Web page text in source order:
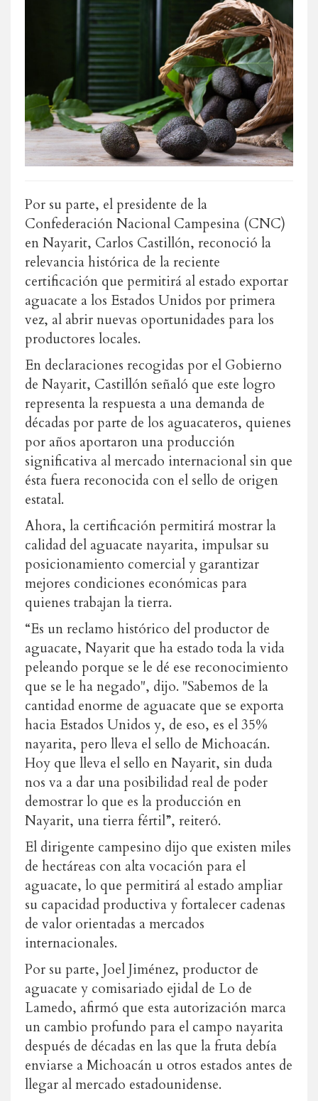
Por su parte, el presidente de la
Confederación Nacional Campesina (CNC)
en Nayarit, Carlos Castillón, reconoció la
relevancia histórica de la reciente
certificación que permitirá al estado exportar
aguacate a los Estados Unidos por primera
vez, al abrir nuevas oportunidades para los
productores locales.
En declaraciones recogidas por el Gobierno
de Nayarit, Castillón señaló que este logro
representa la respuesta a una demanda de
décadas por parte de los aguacateros, quienes
por años aportaron una producción
significativa al mercado internacional sin que
ésta fuera reconocida con el sello de origen
estatal.
Ahora, la certificación permitirá mostrar la
calidad del aguacate nayarita, impulsar su
posicionamiento comercial y garantizar
mejores condiciones económicas para
quienes trabajan la tierra.
“Es un reclamo histórico del productor de
aguacate, Nayarit que ha estado toda la vida
peleando porque se le dé ese reconocimiento
que se le ha negado", dijo. "Sabemos de la
cantidad enorme de aguacate que se exporta
hacia Estados Unidos y, de eso, es el 35%
nayarita, pero lleva el sello de Michoacán.
Hoy que lleva el sello en Nayarit, sin duda
nos va a dar una posibilidad real de poder
demostrar lo que es la producción en
Nayarit, una tierra fértil”, reiteró.
El dirigente campesino dijo que existen miles
de hectáreas con alta vocación para el
aguacate, lo que permitirá al estado ampliar
su capacidad productiva y fortalecer cadenas
de valor orientadas a mercados
internacionales.
Por su parte, Joel Jiménez, productor de
aguacate y comisariado ejidal de Lo de
Lamedo, afirmó que esta autorización marca
un cambio profundo para el campo nayarita
después de décadas en las que la fruta debía
enviarse a Michoacán u otros estados antes de
llegar al mercado estadounidense.